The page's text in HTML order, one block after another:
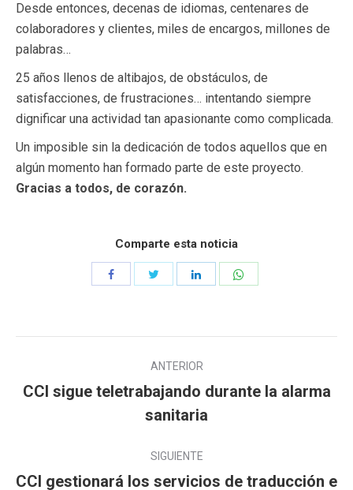
Desde entonces, decenas de idiomas, centenares de
colaboradores y clientes, miles de encargos, millones de
palabras…
25 años llenos de altibajos, de obstáculos, de
satisfacciones, de frustraciones… intentando siempre
dignificar una actividad tan apasionante como complicada.
Un imposible sin la dedicación de todos aquellos que en
algún momento han formado parte de este proyecto.
Gracias a todos, de corazón.
Comparte esta noticia
Compartir
Compartir Compartir
Navegación
entre
publicaciones
ANTERIOR
Publicación
anterior:
CCI sigue teletrabajando durante la alarma
sanitaria
SIGUIENTE
CCI gestionará los servicios de traducción e